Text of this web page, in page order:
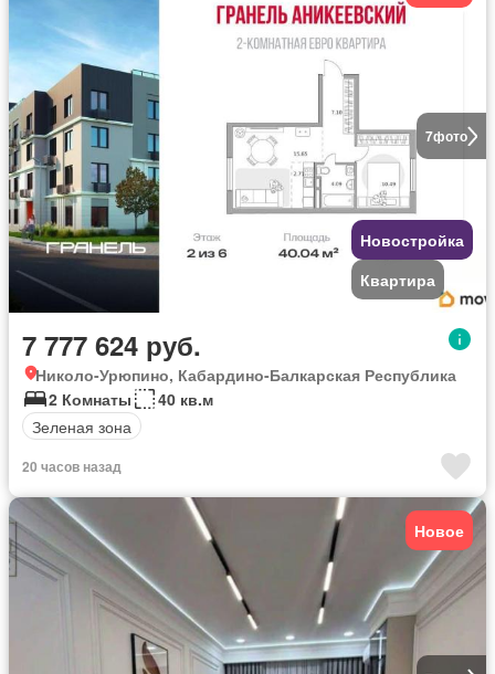
7фото
Новостройка
Квартира
7 777 624 руб.
Николо-Урюпино, Кабардино-Балкарская Республика
2 Комнаты
40 кв.м
Зеленая зона
20 часов назад
Новое